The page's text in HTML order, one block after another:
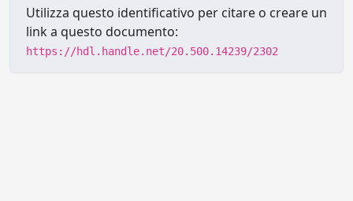
Utilizza questo identificativo per citare o creare un
link a questo documento:
https://hdl.handle.net/20.500.14239/2302